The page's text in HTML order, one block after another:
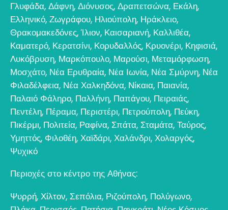
Γλυφάδα, Δάφνη, Διόνυσος, Δραπετσώνα, Εκάλη,
Ελληνικό, Ζωγράφου, Ηλιούπολη, Ηράκλειο,
Θρακομακεδόνες,Ίλιον, Καισαριανή, Καλλιθέα,
Καματερό, Κερατσίνι, Κορυδαλλός, Κρυονέρι, Κηφισιά,
Λυκόβρυση, Μαρκόπουλο, Μαρούσι, Μεταμόρφωση,
Μοσχάτο, Νέα Ερυθραία, Νέα Ιωνία, Νέα Σμύρνη, Νέα
Φιλαδέλφεια, Νέα Χαλκηδόνα, Νίκαια, Παιανία,
Παλαιό Φάληρο, Παλλήνη, Παπάγου, Πειραιάς,
Πεντέλη, Πέραμα, Περιστέρι, Πετρούπολη, Πεύκη,
Πικέρμι, Πολιτεία, Ραφίνα, Σπάτα, Σταμάτα, Ταύρος,
Υμηττός, Φιλοθέη, Χαϊδάρι, Χαλάνδρι, Χολαργός,
Ψυχικό
Περιοχές στο κέντρο της Αθήνας:
Ψυρρή, Χίλτον, Σεπόλια, Ριζούπολη, Πολύγωνο,